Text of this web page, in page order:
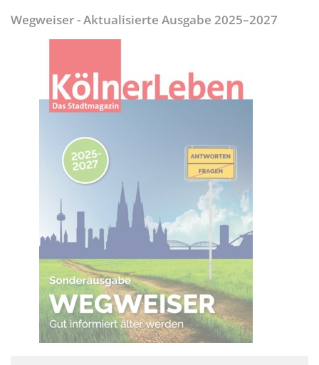
Wegweiser - Aktualisierte Ausgabe 2025–2027